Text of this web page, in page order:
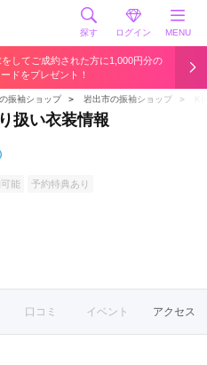
探す ログイン MENU
してご成約された方に1,000円分の
ドをプレゼント！
振袖ショップ ＞ 岩出市の振袖ショップ ＞
扱い衣装情報
能 予約特典あり
口コミ イベント アクセス